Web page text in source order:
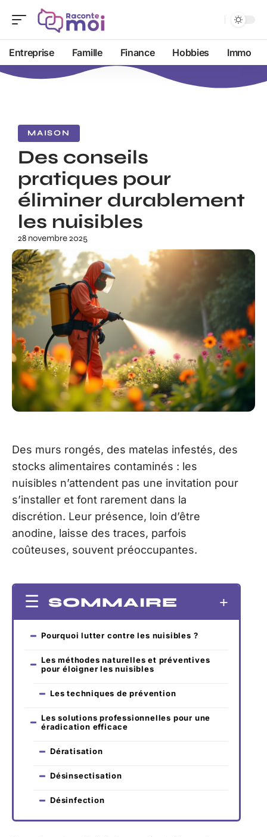
Entreprise Famille Finance Hobbies Immo
MAISON
Des conseils
pratiques pour
éliminer durablement
les nuisibles
28 novembre 2025
Des murs rongés, des matelas infestés, des
stocks alimentaires contaminés : les
nuisibles n’attendent pas une invitation pour
s’installer et font rarement dans la
discrétion. Leur présence, loin d’être
anodine, laisse des traces, parfois
coûteuses, souvent préoccupantes.
SOMMAIRE
Pourquoi lutter contre les nuisibles ?
Les méthodes naturelles et préventives
pour éloigner les nuisibles
Les techniques de prévention
Les solutions professionnelles pour une
éradication efficace
Dératisation
Désinsectisation
Désinfection